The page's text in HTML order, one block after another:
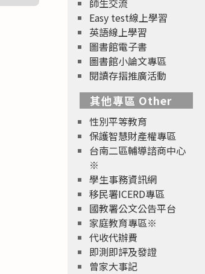
Easy test線上學習
英語線上學習
圖書館電子書
圖書館小論文專區
閱讀存摺推廣活動
其他專區 Other
性別平等教育
保護智慧財產權專區
台南二區輔導諮商中心
※
學生事務資訊網
移民署ICERD專區
國教署公文公告平台
家庭教育專區※
代收代辦費
即測即評及發證
曾家大事記